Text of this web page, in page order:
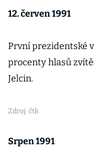
12. červen 1991
První prezidentské
procenty hlasů
Jelcin.
Zdroj: čtk
Srpen 1991